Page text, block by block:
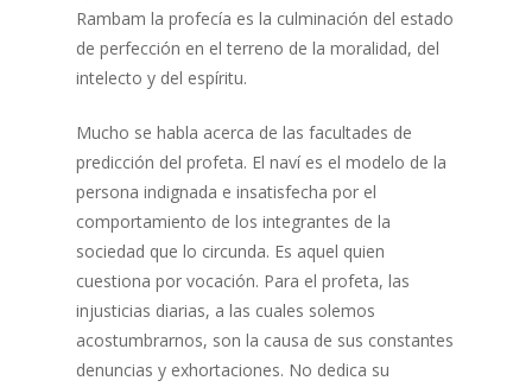
Rambam la profecía es la culminación del estado
de perfección en el terreno de la moralidad, del
intelecto y del espíritu.
Mucho se habla acerca de las facultades de
predicción del profeta. El naví es el modelo de la
persona indignada e insatisfecha por el
comportamiento de los integrantes de la
sociedad que lo circunda. Es aquel quien
cuestiona por vocación. Para el profeta, las
injusticias diarias, a las cuales solemos
acostumbrarnos, son la causa de sus constantes
denuncias y exhortaciones. No dedica su